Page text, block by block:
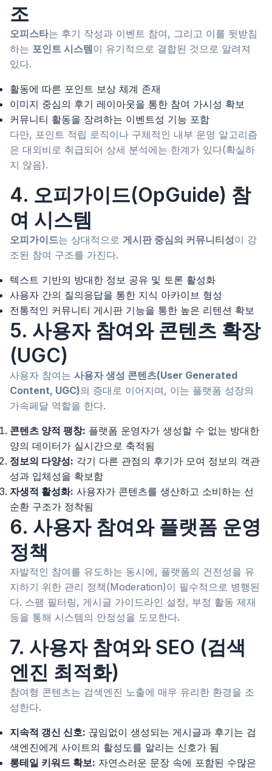
조
오피스타는 후기 작성과 이벤트 참여, 그리고 이를 뒷받침
하는 포인트 시스템이 유기적으로 결합된 것으로 알려져
있다.
활동에 따른 포인트 보상 체계 존재
이미지 중심의 후기 레이아웃을 통한 참여 가시성 확보
커뮤니티 활동을 장려하는 이벤트성 기능 포함
다만, 포인트 적립 로직이나 구체적인 내부 운영 알고리즘
은 대외비로 취급되어 상세 분석에는 한계가 있다(확실하
지 않음).
4. 오피가이드(OpGuide) 참
여 시스템
오피가이드는 상대적으로 게시판 중심의 커뮤니티성이 강
조된 참여 구조를 가진다.
텍스트 기반의 방대한 정보 공유 및 토론 활성화
사용자 간의 질의응답을 통한 지식 아카이브 형성
전통적인 커뮤니티 게시판 기능을 통한 높은 리텐션 확보
5. 사용자 참여와 콘텐츠 확장
(UGC)
사용자 참여는 사용자 생성 콘텐츠(User Generated
Content, UGC)의 증대로 이어지며, 이는 플랫폼 성장의
가속페달 역할을 한다.
콘텐츠 양적 팽창: 플랫폼 운영자가 생성할 수 없는 방대한
양의 데이터가 실시간으로 축적됨
정보의 다양성: 각기 다른 관점의 후기가 모여 정보의 객관
성과 입체성을 확보함
자생적 활성화: 사용자가 콘텐츠를 생산하고 소비하는 선
순환 구조가 정착됨
6. 사용자 참여와 플랫폼 운영
정책
자발적인 참여를 유도하는 동시에, 플랫폼의 건전성을 유
지하기 위한 관리 정책(Moderation)이 필수적으로 병행된
다. 스팸 필터링, 게시글 가이드라인 설정, 부정 활동 제재
등을 통해 시스템의 안정성을 도모한다.
7. 사용자 참여와 SEO (검색
엔진 최적화)
참여형 콘텐츠는 검색엔진 노출에 매우 유리한 환경을 조
성한다.
지속적 갱신 신호: 끊임없이 생성되는 게시글과 후기는 검
색엔진에게 사이트의 활성도를 알리는 신호가 됨
롱테일 키워드 확보: 자연스러운 문장 속에 포함된 수많은